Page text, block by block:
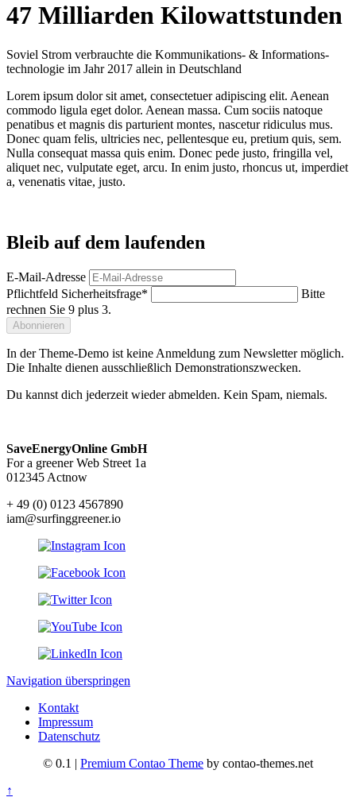
47 Milliarden Kilowattstunden
Soviel Strom verbrauchte die Kommunikations- & Informations­
technologie im Jahr 2017 allein in Deutschland
Lorem ipsum dolor sit amet, consectetuer adipiscing elit. Aenean
commodo ligula eget dolor. Aenean massa. Cum sociis natoque
penatibus et magnis dis parturient montes, nascetur ridiculus mus.
Donec quam felis, ultricies nec, pellentesque eu, pretium quis, sem.
Nulla consequat massa quis enim. Donec pede justo, fringilla vel,
aliquet nec, vulputate eget, arcu. In enim justo, rhoncus ut, imperdiet
a, venenatis vitae, justo.
Bleib auf dem laufenden
E-Mail-Adresse
Pflichtfeld Sicherheitsfrage*
Bitte
rechnen Sie 9 plus 3.
Abonnieren
In der Theme-Demo ist keine Anmeldung zum Newsletter möglich.
Die Inhalte dienen ausschließlich Demonstrationszwecken.
Du kannst dich jederzeit wieder abmelden. Kein Spam, niemals.
SaveEnergyOnline GmbH
For a greener Web Street 1a
012345 Actnow
+ 49 (0) 0123 4567890
iam@surfinggreener.io
Navigation überspringen
Kontakt
Impressum
Datenschutz
© 0.1 | Premium Contao Theme by contao-themes.net
↑